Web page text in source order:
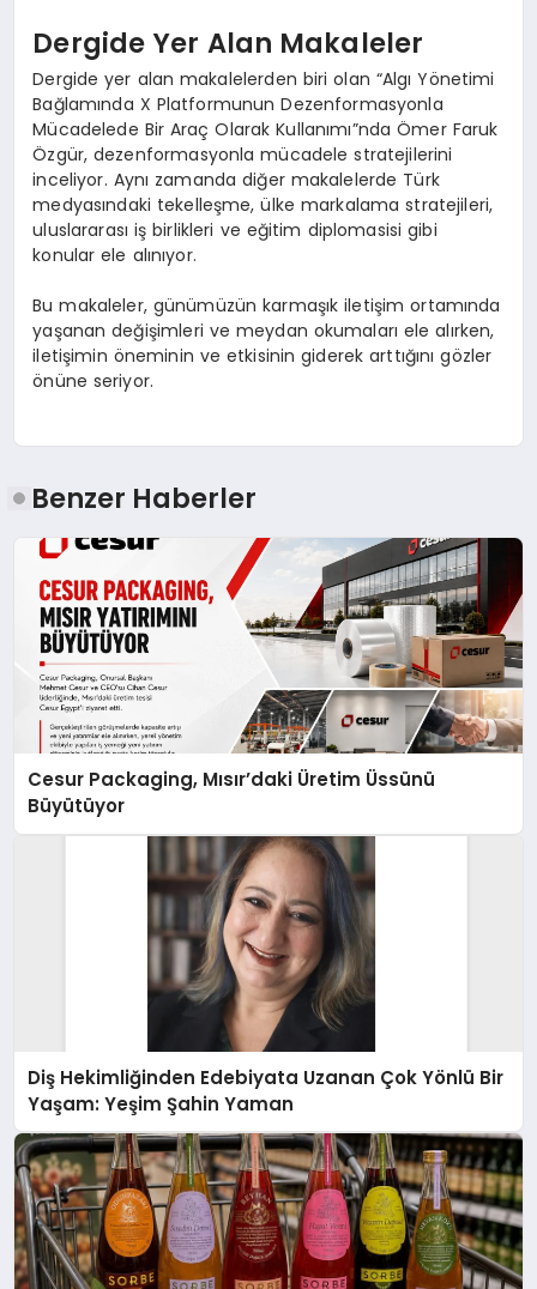
Dergide Yer Alan Makaleler
Dergide yer alan makalelerden biri olan “Algı Yönetimi
Bağlamında X Platformunun Dezenformasyonla
Mücadelede Bir Araç Olarak Kullanımı”nda Ömer Faruk
Özgür, dezenformasyonla mücadele stratejilerini
inceliyor. Aynı zamanda diğer makalelerde Türk
medyasındaki tekelleşme, ülke markalama stratejileri,
uluslararası iş birlikleri ve eğitim diplomasisi gibi
konular ele alınıyor.
Bu makaleler, günümüzün karmaşık iletişim ortamında
yaşanan değişimleri ve meydan okumaları ele alırken,
iletişimin öneminin ve etkisinin giderek arttığını gözler
önüne seriyor.
Benzer Haberler
Cesur Packaging, Mısır’daki Üretim Üssünü
Büyütüyor
Diş Hekimliğinden Edebiyata Uzanan Çok Yönlü Bir
Yaşam: Yeşim Şahin Yaman